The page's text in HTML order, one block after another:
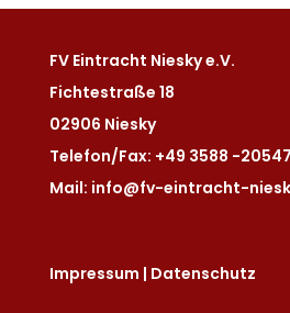
FV Eintracht Niesky e.V.
Fichtestraße 18
02906 Niesky
Telefon/Fax: +49 3588 -
Mail: info@fv-eintracht-
Impressum | Datenschutz